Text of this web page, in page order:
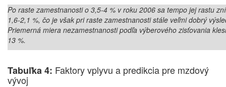
Po raste zamestnanosti o 3,5-4 % v roku 2006 sa tempo jej rastu
1,6-2,1 %, čo je však pri raste zamestnanosti stále veľmi dobrý
Priemerná miera nezamestnanosti podľa výberového zisťovania
13 %.
Tabuľka 4: Faktory vplyvu a predikcia pre mzdový
vývoj